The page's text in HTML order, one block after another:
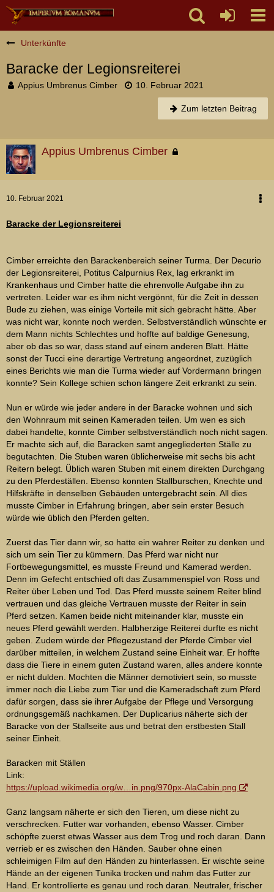
Unterkünfte
Baracke der Legionsreiterei
Appius Umbrenus Cimber 10. Februar 2021
Zum letzten Beitrag
Appius Umbrenus Cimber
10. Februar 2021
Baracke der Legionsreiterei
Cimber erreichte den Barackenbereich seiner Turma. Der Decurio
der Legionsreiterei, Potitus Calpurnius Rex, lag erkrankt im
Krankenhaus und Cimber hatte die ehrenvolle Aufgabe ihn zu
vertreten. Leider war es ihm nicht vergönnt, für die Zeit in dessen
Bude zu ziehen, was einige Vorteile mit sich gebracht hätte. Aber
was nicht war, konnte noch werden. Selbstverständlich wünschte er
dem Mann nichts Schlechtes und hoffte auf baldige Genesung,
aber ob das so war, dass stand auf einem anderen Blatt. Hätte
sonst der Tucci eine derartige Vertretung angeordnet, zuzüglich
eines Berichts wie man die Turma wieder auf Vordermann bringen
konnte? Sein Kollege schien schon längere Zeit erkrankt zu sein.
Nun er würde wie jeder andere in der Baracke wohnen und sich
den Wohnraum mit seinen Kameraden teilen. Um wen es sich
dabei handelte, konnte Cimber selbstverständlich noch nicht sagen.
Er machte sich auf, die Baracken samt angegliederten Ställe zu
begutachten. Die Stuben waren üblicherweise mit sechs bis acht
Reitern belegt. Üblich waren Stuben mit einem direkten Durchgang
zu den Pferdeställen. Ebenso konnten Stallburschen, Knechte und
Hilfskräfte in denselben Gebäuden untergebracht sein. All dies
musste Cimber in Erfahrung bringen, aber sein erster Besuch
würde wie üblich den Pferden gelten.
Zuerst das Tier dann wir, so hatte ein wahrer Reiter zu denken und
sich um sein Tier zu kümmern. Das Pferd war nicht nur
Fortbewegungsmittel, es musste Freund und Kamerad werden.
Denn im Gefecht entschied oft das Zusammenspiel von Ross und
Reiter über Leben und Tod. Das Pferd musste seinem Reiter blind
vertrauen und das gleiche Vertrauen musste der Reiter in sein
Pferd setzen. Kamen beide nicht miteinander klar, musste ein
neues Pferd gewählt werden. Halbherzige Reiterei durfte es nicht
geben. Zudem würde der Pflegezustand der Pferde Cimber viel
darüber mitteilen, in welchem Zustand seine Einheit war. Er hoffte
dass die Tiere in einem guten Zustand waren, alles andere konnte
er nicht dulden. Mochten die Männer demotiviert sein, so musste
immer noch die Liebe zum Tier und die Kameradschaft zum Pferd
dafür sorgen, dass sie ihrer Aufgabe der Pflege und Versorgung
ordnungsgemäß nachkamen. Der Duplicarius näherte sich der
Baracke von der Stallseite aus und betrat den erstbesten Stall
seiner Einheit.
Baracken mit Ställen
Link:
https://upload.wikimedia.org/w…in.png/970px-AlaCabin.png
Ganz langsam näherte er sich den Tieren, um diese nicht zu
verschrecken. Futter war vorhanden, ebenso Wasser. Cimber
schöpfte zuerst etwas Wasser aus dem Trog und roch daran. Dann
verrieb er es zwischen den Händen. Sauber ohne einen
schleimigen Film auf den Händen zu hinterlassen. Er wischte seine
Hände an der eigenen Tunika trocken und nahm das Futter zur
Hand. Er kontrollierte es genau und roch daran. Neutraler, frischer